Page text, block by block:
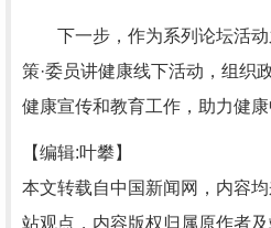
下一步，作为系列论坛活动
策·委员讲健康线下活动，组织
健康宣传和教育工作，助力健
【编辑:叶攀】
本文转载自中国新闻网，内容
站观点，内容版权归属原作者